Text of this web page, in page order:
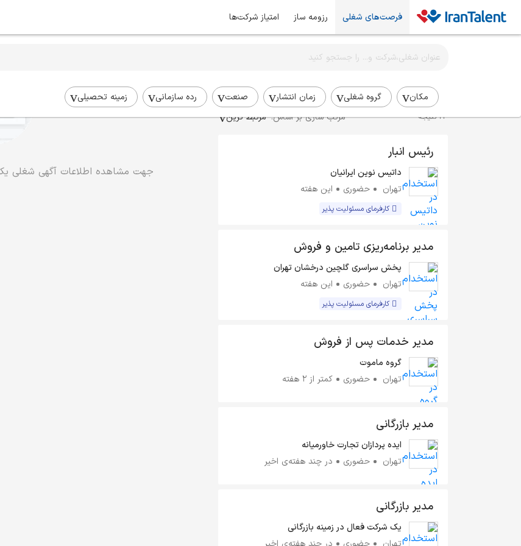
فرصت‌های شغلی رزومه ساز امتیاز شرکت‌ها
مکان گروه شغلی زمان انتشار صنعت رده سازمانی زمینه تحصیلی
اطلاع‌رسانی شغلی را برای این جستجو فعال کنید
استخدام مدیر انبار
24 نتیجه مرتب سازی بر اساس: مرتبط ترین
رئیس انبار
داتیس نوین ایرانیان
تهران
حضوری این هفته
کارفرمای مسئولیت پذیر
مدیر برنامه‌ریزی تامین و فروش
پخش سراسری گلچین درخشان تهران
تهران
حضوری این هفته
کارفرمای مسئولیت پذیر
مدیر خدمات پس از فروش
گروه ماموت
تهران
حضوری کمتر از ۲ هفته
مدیر بازرگانی
ایده پردازان تجارت خاورمیانه
تهران
حضوری در چند هفته‌ی اخیر
مدیر بازرگانی
یک شرکت فعال در زمینه بازرگانی
جهت مشاهده اطلاعات آگهی شغلی